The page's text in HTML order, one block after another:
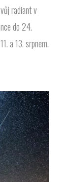
radiant v
do 24.
a 13. srpnem.